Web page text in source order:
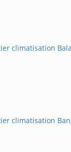
climatisation
climatisation